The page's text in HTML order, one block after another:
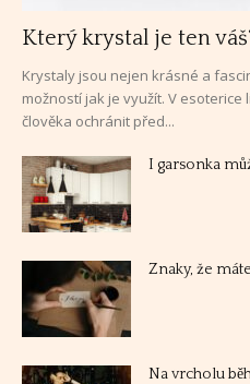
Který krystal je ten
Krystaly jsou nejen krásné a
možností jak je využít. V
člověka ochránit před...
I garsonka
Znaky, že
Na vrcholu